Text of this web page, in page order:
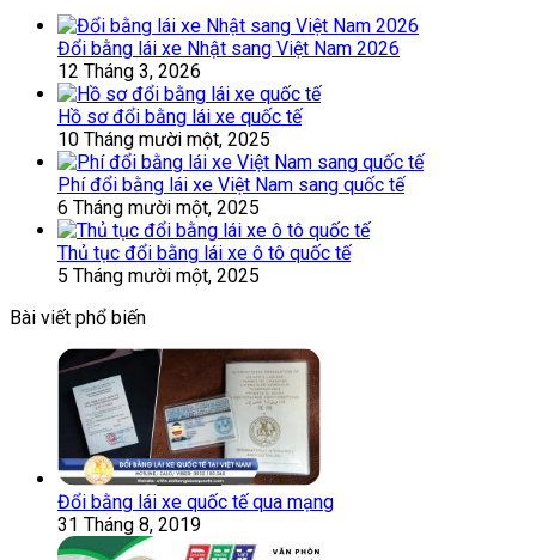
Đổi bằng lái xe Nhật sang Việt Nam 2026
12 Tháng 3, 2026
Hồ sơ đổi bằng lái xe quốc tế
10 Tháng mười một, 2025
Phí đổi bằng lái xe Việt Nam sang quốc tế
6 Tháng mười một, 2025
Thủ tục đổi bằng lái xe ô tô quốc tế
5 Tháng mười một, 2025
Bài viết phổ biến
Đổi bằng lái xe quốc tế qua mạng
31 Tháng 8, 2019